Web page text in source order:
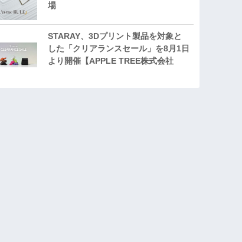
場
STARAY、3Dプリント製品を対象と
した「クリアランスセール」を8月1日
より開催【APPLE TREE株式会社